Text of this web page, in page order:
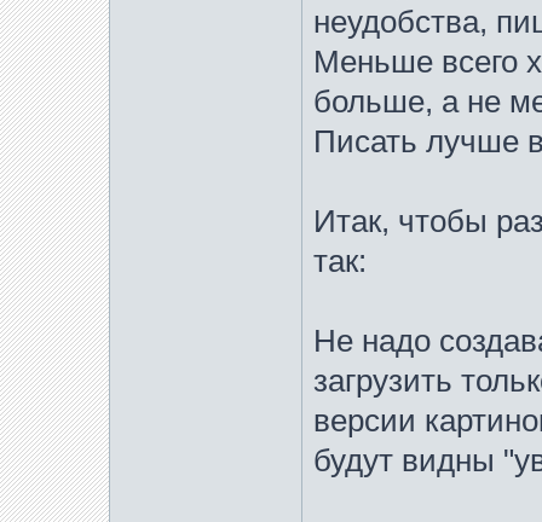
неудобства,
Меньше всего
больше, а не
Писать лучше
Итак, чтобы
так:
Не надо
загрузить
версии
будут видны